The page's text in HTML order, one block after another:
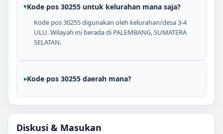
Kode pos 30255 untuk kelurahan mana saja?
Kode pos 30255 digunakan oleh kelurahan/desa 3-4
ULU. Wilayah ini berada di PALEMBANG, SUMATERA
SELATAN.
Kode pos 30255 daerah mana?
Diskusi & Masukan